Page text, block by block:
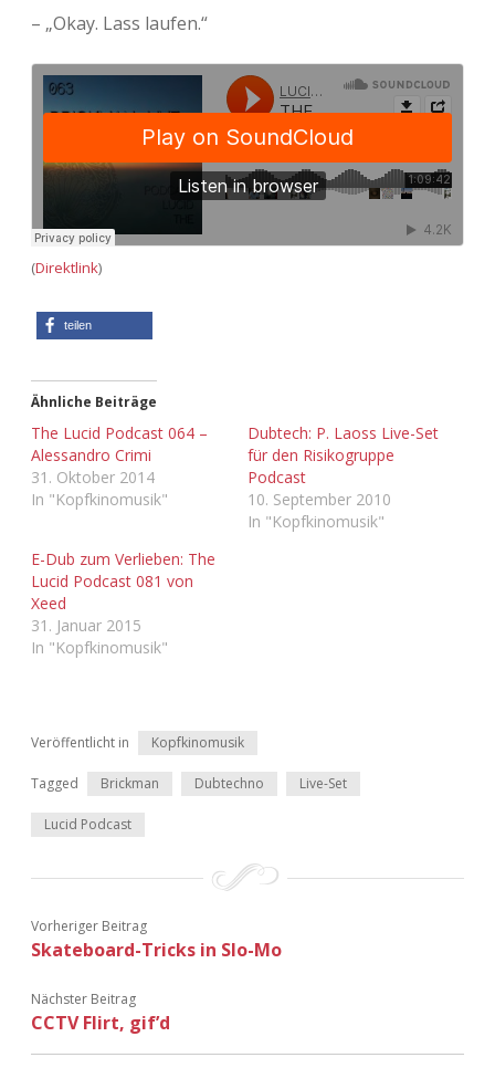
Adventskalender 2023
Adventskalender 2024
– „Okay. Lass laufen.“
(Direktlink)
teilen
Ähnliche Beiträge
The Lucid Podcast 064 –
Alessandro Crimi
31. Oktober 2014
In "Kopfkinomusik"
Dubtech: P. Laoss Live-Set
für den Risikogruppe
Podcast
10. September 2010
In "Kopfkinomusik"
E-Dub zum Verlieben: The
Lucid Podcast 081 von
Xeed
31. Januar 2015
In "Kopfkinomusik"
Veröffentlicht in Kopfkinomusik
Tagged Brickman Dubtechno Live-Set
Lucid Podcast
Vorheriger Beitrag
Skateboard-Tricks in Slo-Mo
Nächster Beitrag
CCTV Flirt, gif’d